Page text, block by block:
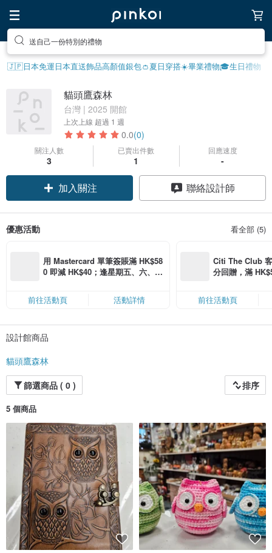
送自己一份特別的禮物
🇯🇵日本免運日本直送飾品高顏值銀包👛夏日穿搭☀️畢業禮物🎓生日禮物
貓頭鷹森林
台灣 | 2025 開館
上次上線 超過 1 週
0.0(0)
關注人數
3
已賣出件數
1
回應速度
-
加入關注 聯絡設計師
優惠活動 看全部 (5)
用 Mastercard 單筆簽賬滿 HK$58
0 即減 HK$40；逢星期五、六、日
卡」結帳）
前往活動頁 活動詳情
Citi The Club
分回贈，滿
前往活動頁
設計館商品
貓頭鷹森林
篩選商品 ( 0 )
排序
5 個商品